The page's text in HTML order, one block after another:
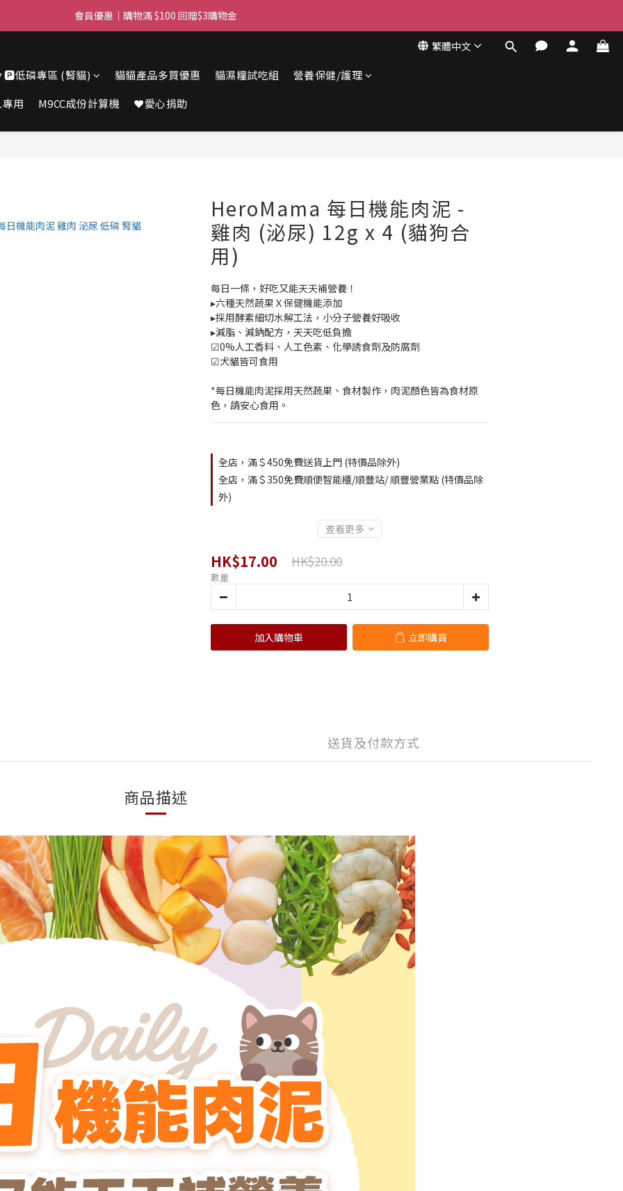
滿$450免費送貨上門 I 滿$350免運 順豐自取
會員優惠｜購物滿 $100 回贈$3購物金
繁體中文
低磷專區 (腎貓) 貓貓產品多買優惠 貓濕糧試吃組
營養保健/護理
用
M9CC成份計算機 ❤️愛心捐助
HeroMama 每日機能肉泥 -
雞肉 (泌尿) 12g x 4 (貓狗合
用)
每日一條，好吃又能天天補營養！
▸六種天然蔬果Ｘ保健機能添加
▸採用酵素細切水解工法，小分子營養好吸收
▸減脂、減鈉配方，天天吃低負擔
☑0%人工香料、人工色素、化學誘食劑及防腐劑
☑犬貓皆可食用
*每日機能肉泥採用天然蔬果、食材製作，肉泥顏色皆為食材原
色，請安心食用。
全店，滿＄450免費送貨上門 (特價品除外)
全店，滿＄350免費順便智能櫃/順豐站/ 順豐營業點 (特價品除
外)
查看更多
HK$17.00 HK$20.00
數量
加入購物車 立即購買
送貨及付款方式
商品描述